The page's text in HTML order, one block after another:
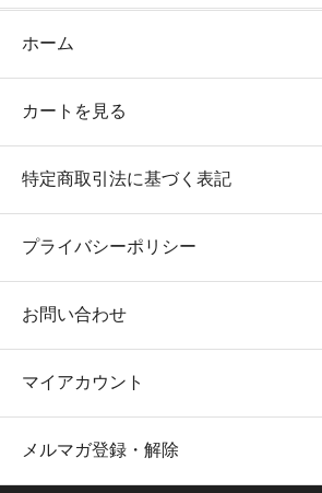
ホーム
カートを見る
特定商取引法に基づく表記
プライバシーポリシー
お問い合わせ
マイアカウント
メルマガ登録・解除